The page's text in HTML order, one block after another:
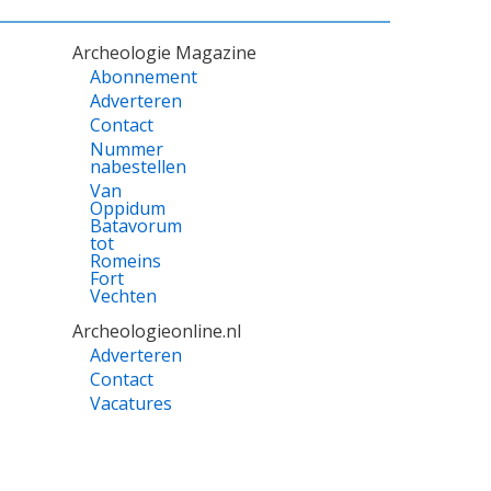
Archeologie Magazine
Abonnement
Adverteren
Contact
Nummer
nabestellen
Van
Oppidum
Batavorum
tot
Romeins
Fort
Vechten
Archeologieonline.nl
Adverteren
Contact
Vacatures